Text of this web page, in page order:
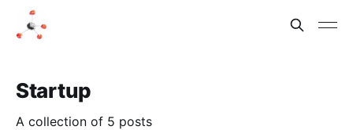
Startup
A collection of 5 posts